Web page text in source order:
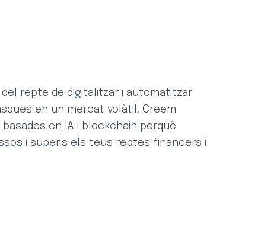
repte de digitalitzar i automatitzar
en un mercat volàtil. Creem
en IA i blockchain perquè
i superis els teus reptes financers i